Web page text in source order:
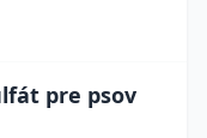
pre psov